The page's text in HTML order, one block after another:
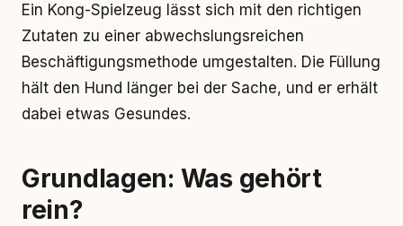
Ein Kong-Spielzeug lässt sich mit den richtigen
Zutaten zu einer abwechslungsreichen
Beschäftigungsmethode umgestalten. Die Füllung
hält den Hund länger bei der Sache, und er erhält
dabei etwas Gesundes.
Grundlagen: Was gehört
rein?